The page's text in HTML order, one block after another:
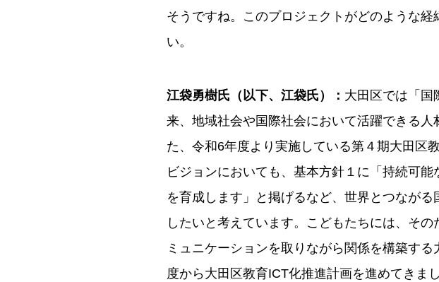
そうですね。このプロジェクトがどのような経
い。
江袋勇樹氏（以下、江袋氏）： 大田区では「国
来、地域社会や国際社会において活躍できる人
た、令和6年度より実施している第４期大田区
ビジョンにおいても、基本方針１に「持続可
を育成します」と掲げるなど、世界とつなが
したいと考えています。こどもたちには、そ
ミュニケーションを取りながら関係を構築す
度から大田区教育ICT化推進計画を進めてきま